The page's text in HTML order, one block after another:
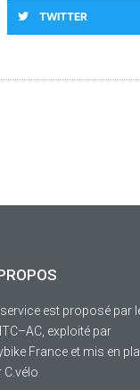
TWITTER
service est proposé par
exploité par
France et mis en
C.vélo